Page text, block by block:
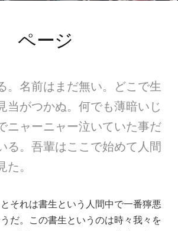
ページ
。名前はまだ無い。どこで生
当がつかぬ。何でも薄暗いじ
ニャーニャー泣いていた事だ
る。吾輩はここで始めて人間
。
それは書生という人間中で一番獰悪
だ。この書生というのは時々我々を